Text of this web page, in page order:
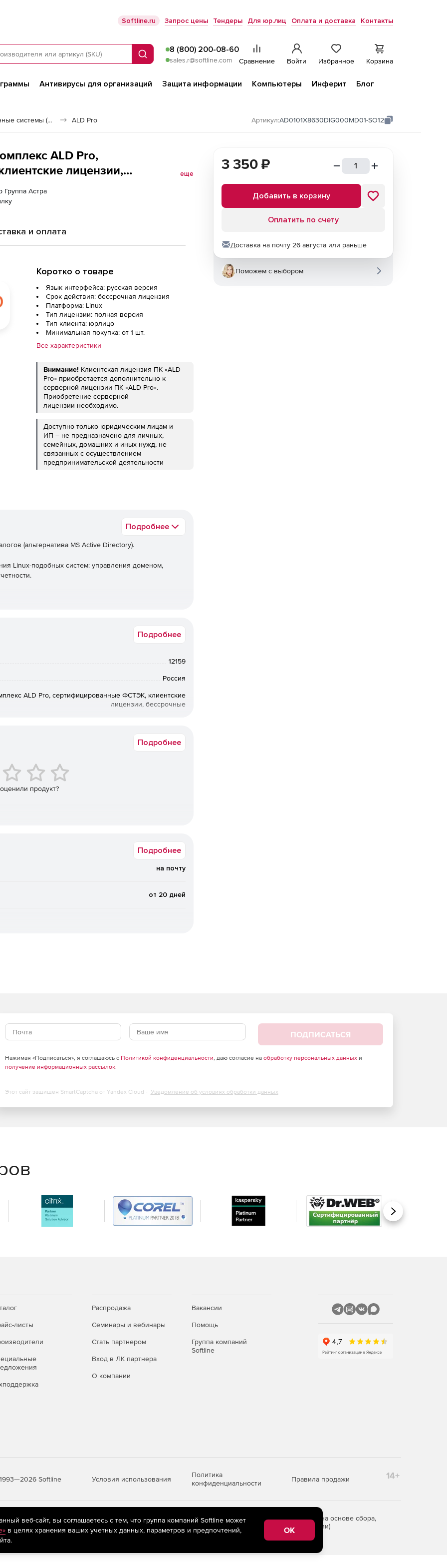
Softline.ru Запрос цены Тендеры Для юр.лиц Оплата и доставка Контакты
Поиск
8 (800) 200-08-60
sales.r@softline.com Сравнение Войти Избранное Корзина
Антивирусы для организаций Защита информации Компьютеры Инферит
Блог
Российские операционные системы (Импортозамещение) ALD Pro Артикул:AD0101X8630DIG000MD01-SO12
ALD Pro,
лицензии,
Pro РДЦП.10101-02 (ФСТЭК)
передачи электронный,
еще
Группа Астра
и оплата
Коротко о товаре
Язык интерфейса: русская версия
Срок действия: бессрочная лицензия
Платформа: Linux
Тип лицензии: полная версия
Тип клиента: юрлицо
Минимальная покупка: от 1 шт.
Все характеристики
Внимание! Клиентская лицензия ПК «ALD
Pro» приобретается дополнительно к
серверной лицензии ПК «ALD Pro».
Приобретение серверной
лицензии необходимо.
Доступно только юридическим лицам и
ИП – не предназначено для личных,
семейных, домашних и иных нужд, не
связанных с осуществлением
предпринимательской деятельности
Подробнее
(альтернатива MS Active Directory).
Linux-подобных систем: управления доменом,
пользователям и группами.
и пользователей.
служб.
Подробнее
12159
Россия
ALD Pro, сертифицированные ФСТЭК, клиентские
лицензии, бессрочные
Электронный
Подробнее
продукт?
Подробнее
на почту
от 20 дней
3 350 ₽
Добавить в корзину
Оплатить по счету
Доставка на почту 26 августа или раньше
Поможем с выбором
ПОДПИСАТЬСЯ
Нажимая «Подписаться», я соглашаюсь с Политикой конфиденциальности, даю согласие на обработку персональных данныхи
получение информационных рассылок.
Этот сайт защищен SmartCaptcha от Yandex Cloud - Уведомление об условиях обработки данных
Вперед
листы
Распродажа
Семинары и вебинары
Стать партнером
Вход в ЛК партнера
О компании
Вакансии
Помощь
Группа компаний
Softline
Softline Условия использования
Политика
конфиденциальности
Правила продажи 14+
рекомендательные технологии(информационные технологии предоставления информации на основе сбора,
пользователей сети «Интернет», находящихся на территории Российской Федерации)
веб-сайт, вы соглашаетесь с тем, что группа компаний Softline может
в целях хранения ваших учетных данных, параметров и предпочтений,
OK